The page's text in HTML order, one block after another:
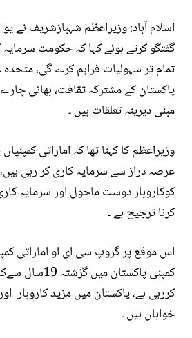
اسلام آباد: وزیراعظم شہبازشریف نے
گفتگو کرتے ہوئے کہا کہ حکومت
تمام تر سہولیات فراہم کرے گی،
پاکستان کے مشترکہ ثقافت، بھائی چارے
مبنی دیرینہ تعلقات ہیں ۔
وزیراعظم کا کہنا تھا کہ اماراتی
عرصہ دراز سے سرمایہ کاری کر رہی
کوکاروبار دوست ماحول اور سرمایہ
کرنا ترجیح ہے ۔
اس موقع پر گروپ سی ای او اماراتی
کمپنی پاکستان
کررہی ہے، پاکستان میں مزید کاروبار
خواہاں ہیں ۔